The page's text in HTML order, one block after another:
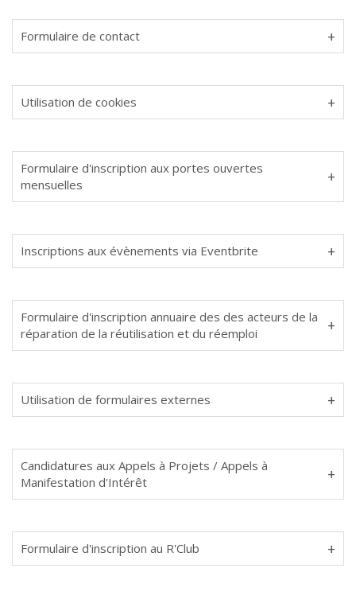
Formulaire de contact
Utilisation de cookies
Formulaire d'inscription aux portes ouvertes
mensuelles
Inscriptions aux évènements via Eventbrite
Formulaire d'inscription annuaire des des acteurs de la
réparation de la réutilisation et du réemploi
Utilisation de formulaires externes
Candidatures aux Appels à Projets / Appels à
Manifestation d'Intérêt
Formulaire d'inscription au R'Club